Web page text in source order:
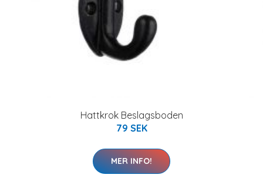
Hattkrok Beslagsboden
79 SEK
MER INFO!